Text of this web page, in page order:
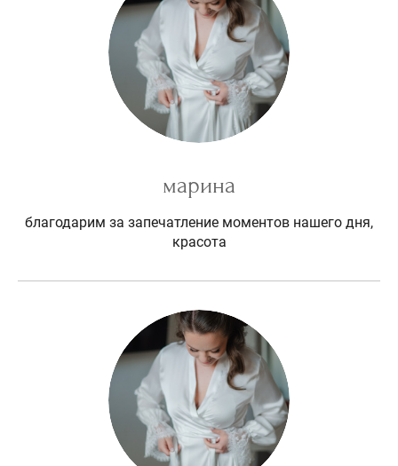
марина
благодарим за запечатление моментов нашего дня,
красота